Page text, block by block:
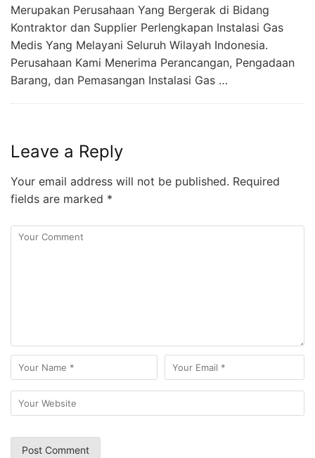
Merupakan Perusahaan Yang Bergerak di Bidang
Kontraktor dan Supplier Perlengkapan Instalasi Gas
Medis Yang Melayani Seluruh Wilayah Indonesia.
Perusahaan Kami Menerima Perancangan, Pengadaan
Barang, dan Pemasangan Instalasi Gas …
Leave a Reply
Your email address will not be published. Required
fields are marked *